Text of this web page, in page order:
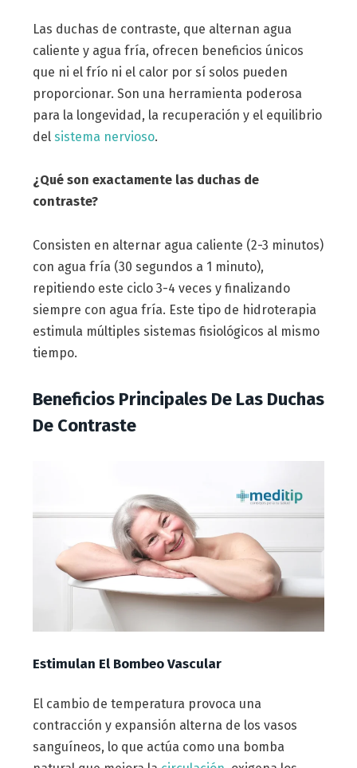
Las duchas de contraste, que alternan agua
caliente y agua fría, ofrecen beneficios únicos
que ni el frío ni el calor por sí solos pueden
proporcionar. Son una herramienta poderosa
para la longevidad, la recuperación y el equilibrio
del sistema nervioso.
¿Qué son exactamente las duchas de
contraste?
Consisten en alternar agua caliente (2-3 minutos)
con agua fría (30 segundos a 1 minuto),
repitiendo este ciclo 3-4 veces y finalizando
siempre con agua fría. Este tipo de hidroterapia
estimula múltiples sistemas fisiológicos al mismo
tiempo.
Beneficios Principales De Las Duchas
De Contraste
Estimulan El Bombeo Vascular
El cambio de temperatura provoca una
contracción y expansión alterna de los vasos
sanguíneos, lo que actúa como una bomba